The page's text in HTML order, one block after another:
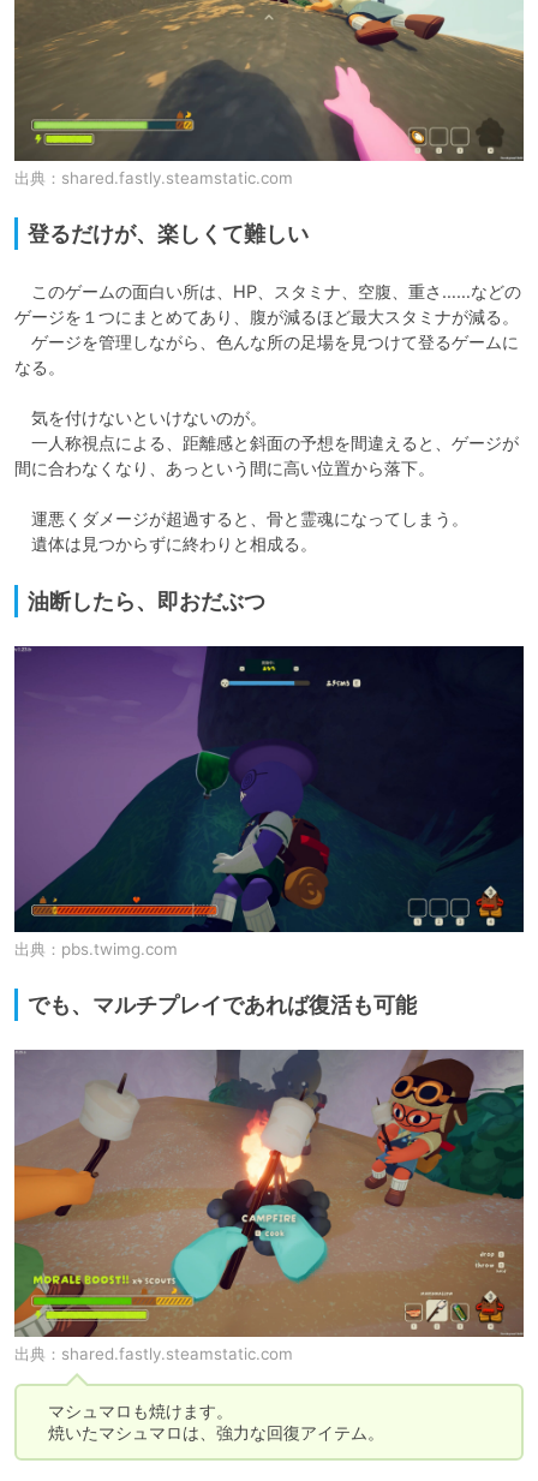
出典： shared.fastly.steamstatic.com
登るだけが、楽しくて難しい
このゲームの面白い所は、HP、スタミナ、空腹、重さ……などの
ゲージを１つにまとめてあり、腹が減るほど最大スタミナが減る。
ゲージを管理しながら、色んな所の足場を見つけて登るゲームに
なる。
気を付けないといけないのが。
一人称視点による、距離感と斜面の予想を間違えると、ゲージが
間に合わなくなり、あっという間に高い位置から落下。
運悪くダメージが超過すると、骨と霊魂になってしまう。
遺体は見つからずに終わりと相成る。
油断したら、即おだぶつ
出典： pbs.twimg.com
でも、マルチプレイであれば復活も可能
出典： shared.fastly.steamstatic.com
マシュマロも焼けます。
焼いたマシュマロは、強力な回復アイテム。